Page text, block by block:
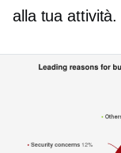
alla tua attività.